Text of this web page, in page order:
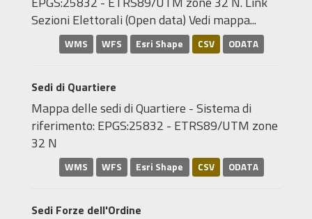
Sezioni Elettorali (Open data) Vedi mappa...
WMS WFS Esri Shape CSV ODATA
Sedi di Quartiere
Mappa delle sedi di Quartiere - Sistema di
riferimento: EPGS:25832 - ETRS89/UTM zone
32 N
WMS WFS Esri Shape CSV ODATA
Sedi Forze dell'Ordine